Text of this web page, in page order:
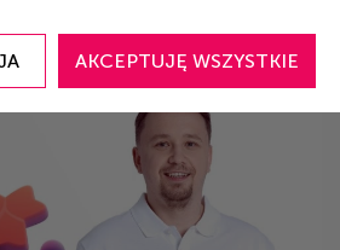
AKCEPTUJĘ WSZYSTKIE